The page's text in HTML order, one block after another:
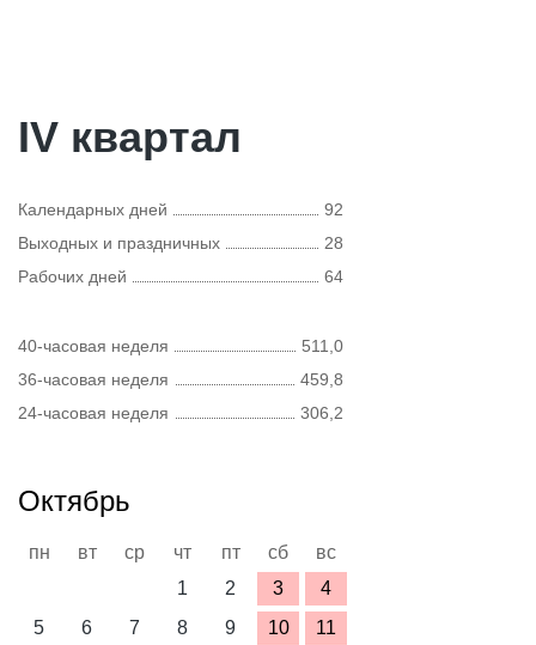
IV квартал
Календарных дней
92
Выходных и праздничных
28
Рабочих дней
64
40-часовая неделя
511,0
36-часовая неделя
459,8
24-часовая неделя
306,2
Октябрь
пн вт ср чт пт сб
вс
1
2 3
4
5
6 7 8 9 10
11